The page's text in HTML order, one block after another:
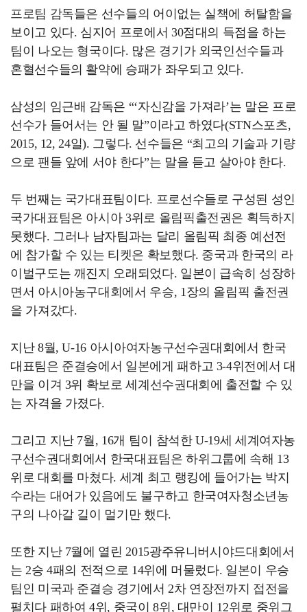
프로팀 감독들은 선수들의 어이없는 실책에 허탈함을
보이고 있다. 심지어 프로에서 30점대의 득점을 하는
팀이 나오는 형국이다. 많은 경기가 외국인선수들과
혼혈선수들의 활약에 승패가 좌우되고 있다.
삼성의 임근배 감독은 “‘자신감을 가져라’는 말은 프로
선수가 들어서는 안 될 말”이라고 하였다(STN스포츠,
2015, 12, 24일). 그렇다. 선수들은 “최고의 기술과 기량
으로 팬들 앞에 서야 한다”는 말을 듣고 살아야 한다.
두 번째는 국가대표팀이다. 프로선수들로 구성된 성인
국가대표팀은 아시아 3위로 올림픽출전권은 획득하지
못했다. 그러나 남자팀과는 달리 올림픽 최종 예선전
에 참가할 수 있는 티켓은 확보했다. 중국과 한국의 라
이벌구도는 깨진지 오래되었다. 일본이 급속히 성장하
면서 아시아농구대회에서 우승, 1장의 올림픽 출전권
을 가져갔다.
지난 8월, U-16 아시아여자농구선수권대회에서 한국
대표팀은 준결승에서 일본에게 패하고 3-4위전에서 대
만을 이겨 3위 확보로 세계선수권대회에 출전할 수 있
는 자격을 가졌다.
그리고 지난 7월, 16개 팀이 참석한 U-19세 세계여자농
구선수권대회에서 한국대표팀은 하위그룹에 속해 13
위로 대회를 마쳤다. 세계 최고 랭킹에 들어가는 박지
수라는 대어가 있음에도 불구하고 한국여자청소년농
구의 나아갈 길이 멀기만 했다.
또한 지난 7월에 열린 2015광주유니버시야드대회에서
는 2승 4패의 전적으로 14위에 머물렀다. 일본이 우승
팀인 미국과 준결승 경기에서 2차 연장전까지 접전을
펼치다 패하여 4위, 중국이 8위, 대만이 12위로 중위그